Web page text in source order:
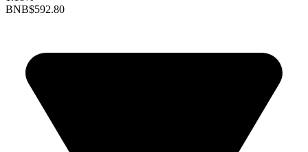
BNB$592.80